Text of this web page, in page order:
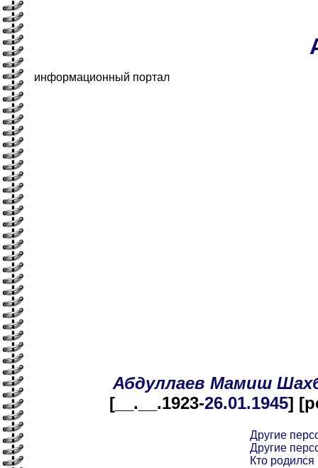
информационный портал
Абдуллаев Мамиш
[__.__.1923-26.01.1945]
Другие
Другие
Кто родился